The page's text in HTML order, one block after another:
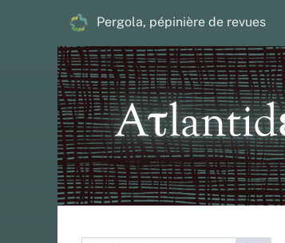
Pergola, pépinière de revues